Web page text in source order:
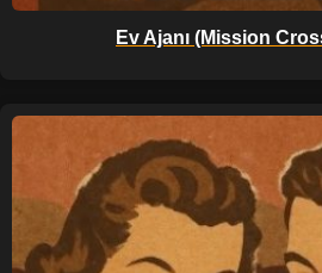
Ev Ajanı (Mission